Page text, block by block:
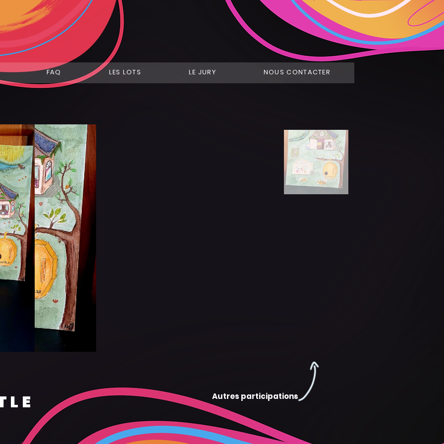
FAQ LES LOTS LE JURY NOUS CONTACTER
Autres participations